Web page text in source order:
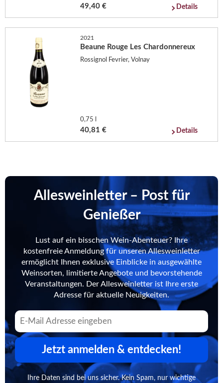
49,40 € Details
2021
Beaune Rouge Les Chardonnereux
Rossignol Fevrier, Volnay
0,75 l
40,81 € Details
Allesweinletter – Post für
Genießer
Lust auf ein bisschen Wein-Abenteuer? Ihre
kostenfreie Anmeldung für unseren Allesweinletter
ermöglicht Ihnen exklusive Einblicke in ausgewählte
Weinsorten, limitierte Angebote und bevorstehende
Veranstaltungen. Der Allesweinletter ist Ihre erste
Adresse für aktuelle Neuigkeiten.
Jetzt anmelden & entdecken!
Ihre Daten sind bei uns sicher. Kein Spam, nur wichtige